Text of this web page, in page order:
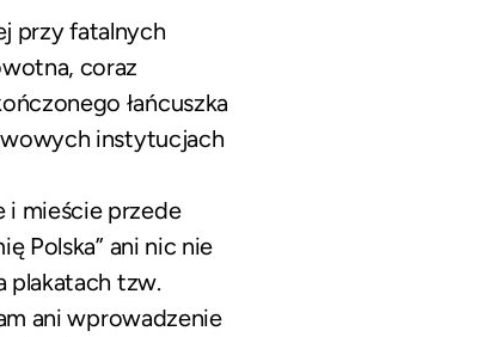
przy fatalnych
coraz
łańcuszka
instytucjach
i mieście przede
Polska” ani nic nie
plakatach tzw.
ani wprowadzenie